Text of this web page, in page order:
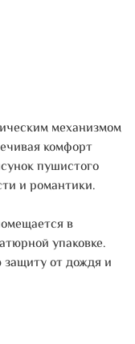
механизмом
комфорт
пушистого
и романтики.
в
упаковке.
от дождя и
так и для